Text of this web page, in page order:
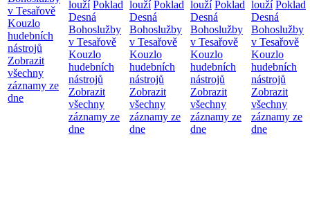
v Tesařově
Kouzlo
hudebních
nástrojů
Zobrazit
všechny
záznamy ze
dne
louží Poklad
Desná
Bohoslužby
v Tesařově
Kouzlo
hudebních
nástrojů
Zobrazit
všechny
záznamy ze
dne
louží Poklad
Desná
Bohoslužby
v Tesařově
Kouzlo
hudebních
nástrojů
Zobrazit
všechny
záznamy ze
dne
louží Poklad
Desná
Bohoslužby
v Tesařově
Kouzlo
hudebních
nástrojů
Zobrazit
všechny
záznamy ze
dne
louží Poklad
Desná
Bohoslužby
v Tesařově
Kouzlo
hudebních
nástrojů
Zobrazit
všechny
záznamy ze
dne